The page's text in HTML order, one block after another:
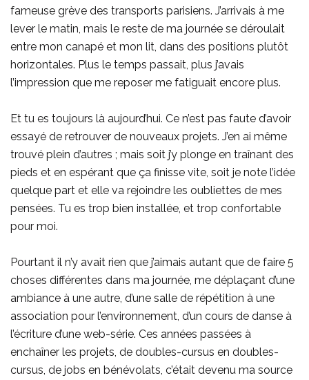
fameuse grève des transports parisiens. J’arrivais à me
lever le matin, mais le reste de ma journée se déroulait
entre mon canapé et mon lit, dans des positions plutôt
horizontales. Plus le temps passait, plus j’avais
l’impression que me reposer me fatiguait encore plus.
Et tu es toujours là aujourd’hui. Ce n’est pas faute d’avoir
essayé de retrouver de nouveaux projets. J’en ai même
trouvé plein d’autres ; mais soit j’y plonge en traînant des
pieds et en espérant que ça finisse vite, soit je note l’idée
quelque part et elle va rejoindre les oubliettes de mes
pensées. Tu es trop bien installée, et trop confortable
pour moi.
Pourtant il n’y avait rien que j’aimais autant que de faire 5
choses différentes dans ma journée, me déplaçant d’une
ambiance à une autre, d’une salle de répétition à une
association pour l’environnement, d’un cours de danse à
l’écriture d’une web-série. Ces années passées à
enchaîner les projets, de doubles-cursus en doubles-
cursus, de jobs en bénévolats, c’était devenu ma source